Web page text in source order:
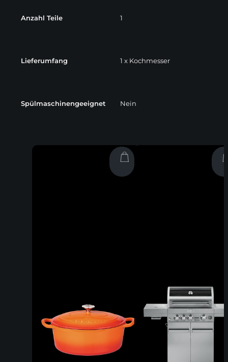
Anzahl Teile 1
Lieferumfang 1 x Kochmesser
Spülmaschinengeeignet Nein